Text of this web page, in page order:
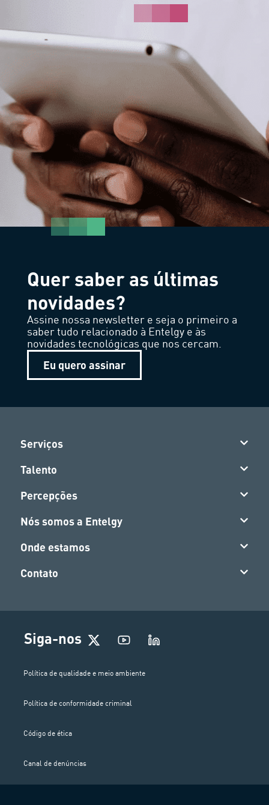
Quer saber as últimas
novidades?
Assine nossa newsletter e seja o primeiro a
saber tudo relacionado à Entelgy e às
novidades tecnológicas que nos cercam.
Eu quero assinar
Serviços
Talento
Percepções
Nós somos a Entelgy
Onde estamos
Contato
Siga-nos
Política de qualidade e meio ambiente
Política de conformidade criminal
Código de ética
Canal de denúncias